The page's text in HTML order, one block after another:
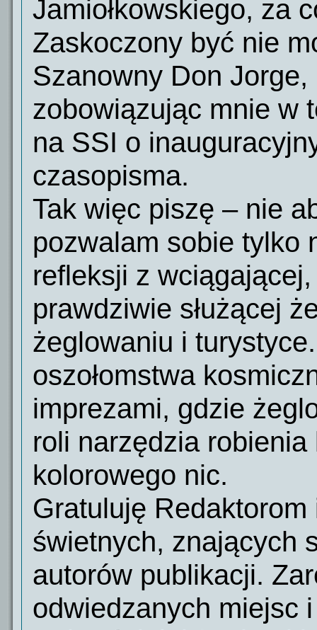
Jamiołkowskiego, za
Zaskoczony być nie
Szanowny Don Jorge,
zobowiązując mnie w
na SSI o
czasopisma.
Tak więc piszę – nie
pozwalam sobie tylko
refleksji z
prawdziwie służącej
żeglowaniu i
oszołomstwa
imprezami, gdzie
roli narzędzia robienia
kolorowego nic.
Gratuluję
świetnych, znających
autorów publikacji.
odwiedzanych miejsc